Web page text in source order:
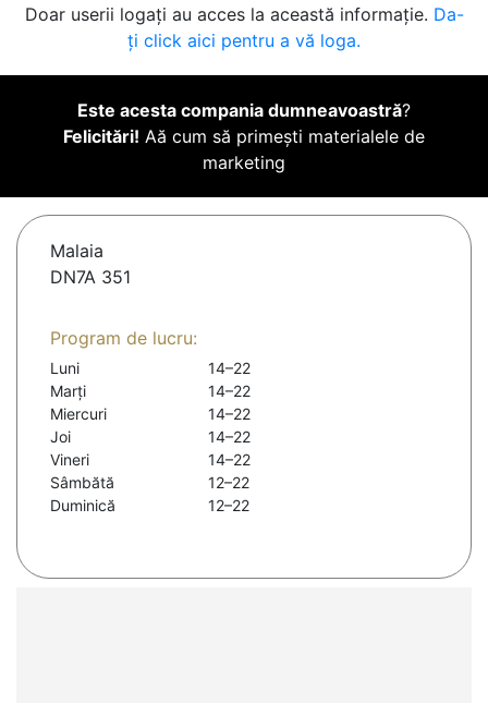
Doar userii logați au acces la această informație. Da-
ți click aici pentru a vă loga.
Este acesta compania dumneavoastră?
Felicitări! Aă cum să primești materialele de
marketing
Malaia
DN7A 351
Program de lucru:
Luni
14–22
Marți
14–22
Miercuri
14–22
Joi
14–22
Vineri
14–22
Sâmbătă
12–22
Duminică
12–22